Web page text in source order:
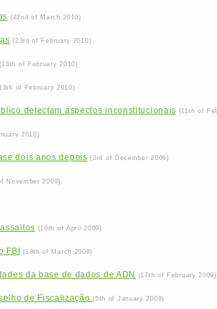
(22nd of March 2010)
(23rd of February 2010)
(13th of February 2010)
of February 2010)
detectam aspectos inconstitucionais (11th of
2010)
dois anos depois (3rd of December 2009)
November 2009)
(10th of April 2009)
FBI (18th of March 2009)
da base de dados de ADN (17th of February 2009)
de Fiscalização(5th of January 2009)